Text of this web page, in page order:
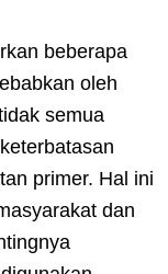
beberapa
oleh
semua
primer. Hal ini
dan